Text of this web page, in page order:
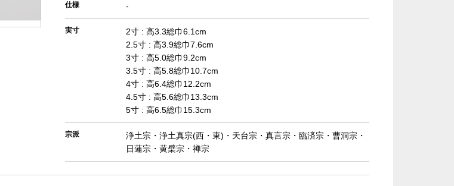
仕様 -
実寸
2寸 : 高3.3総巾6.1cm
2.5寸 : 高3.9総巾7.6cm
3寸 : 高5.0総巾9.2cm
3.5寸 : 高5.8総巾10.7cm
4寸 : 高6.4総巾12.2cm
4.5寸 : 高5.6総巾13.3cm
5寸 : 高6.5総巾15.3cm
宗派
浄土宗・浄土真宗(西・東)・天台宗・真言宗・臨済宗・曹洞宗・
日蓮宗・黄檗宗・禅宗